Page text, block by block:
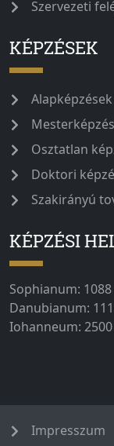
Szervezeti
KÉPZÉSEK
Alapképzések
Osztatlan
Doktori
Szakirányú
KÉPZÉSI
Sophianum:
Danubianum:
Iohanneum: 2500
Impresszum